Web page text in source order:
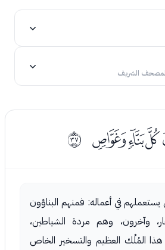
الشريف
ﰤ
في أعماله: فمنهم البناؤون
وآخرون، وهم مردة الشياطين،
هذا المُلْك العظيم والتسخير الخاص